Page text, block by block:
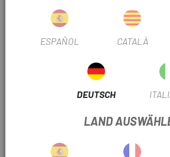
CLIMBPRO
Überprüfen Sie den verbleibenden
FAHRRADDYNAMIK
Erweiterte Las bieten Einblick in die
ESPAÑOL CATALÀ
DEUTSCH
LAND